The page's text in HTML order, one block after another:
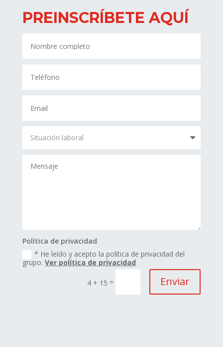
PREINSCRÍBETE AQUÍ
Política de privacidad
* He leído y acepto la política de privacidad del
grupo.Ver política de privacidad
4 + 15 = Enviar